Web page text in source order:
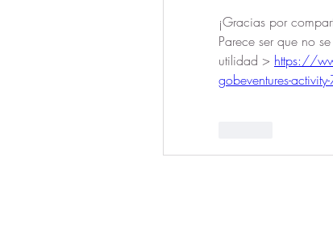
¡Gracias por
Parece ser que no
utilidad > https://
gobeventures-